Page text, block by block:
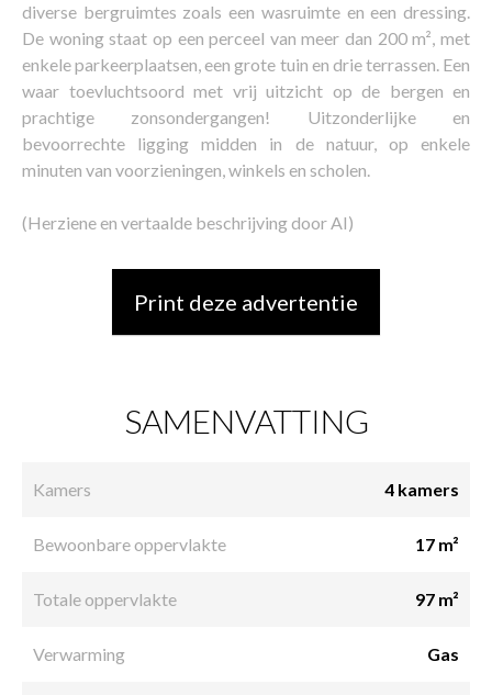
diverse bergruimtes zoals een wasruimte en een dressing.
De woning staat op een perceel van meer dan 200 m², met
enkele parkeerplaatsen, een grote tuin en drie terrassen. Een
waar toevluchtsoord met vrij uitzicht op de bergen en
prachtige zonsondergangen! Uitzonderlijke en
bevoorrechte ligging midden in de natuur, op enkele
minuten van voorzieningen, winkels en scholen.
(Herziene en vertaalde beschrijving door AI)
Print deze advertentie
SAMENVATTING
Kamers 4 kamers
Bewoonbare oppervlakte 17 m²
Totale oppervlakte 97 m²
Verwarming Gas